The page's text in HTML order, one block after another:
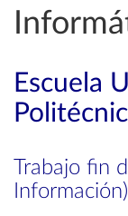
Escuela
Trabajo fin
Información)